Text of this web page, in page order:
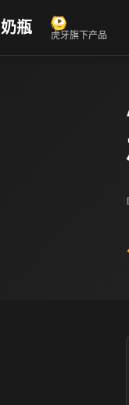
奶瓶 虎牙旗下产品